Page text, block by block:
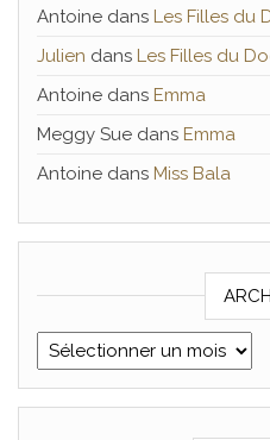
Antoine dans Les Filles du
Julien dans Les Filles du
Antoine dans Emma
Meggy Sue dans Emma
Antoine dans Miss Bala
Archives